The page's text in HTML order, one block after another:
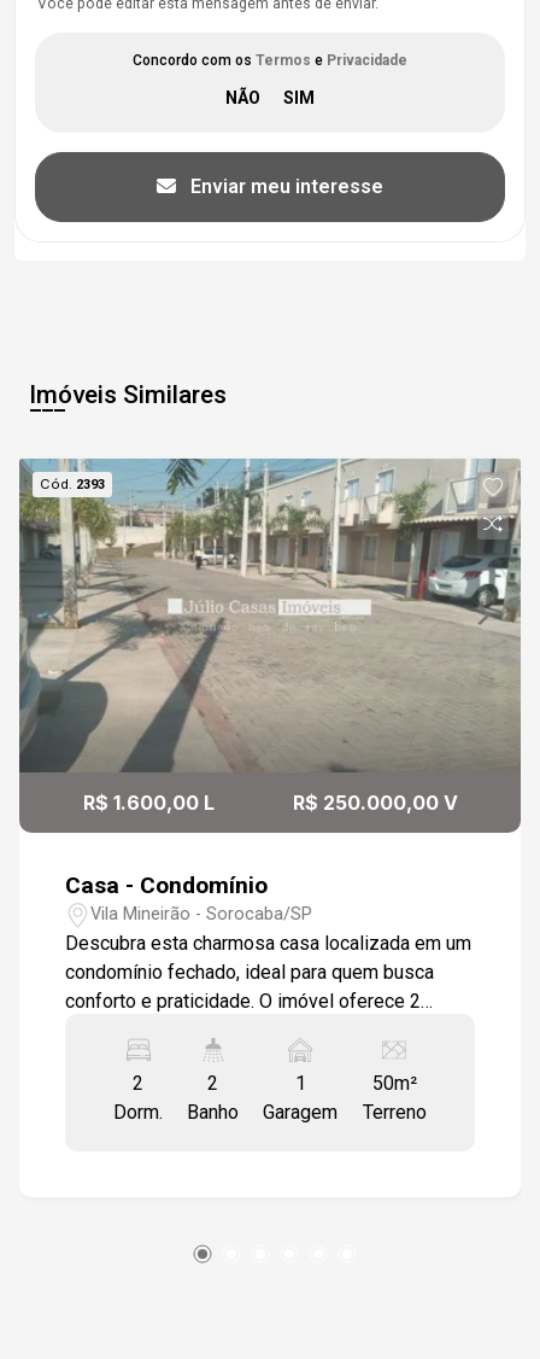
Concordo com os Termos e Privacidade
Enviar meu interesse
Imóveis Similares
Cód. 2393
R$ 1.600,00 L R$ 250.000,00 V
Casa - Condomínio
Vila Mineirão - Sorocaba/SP
Descubra esta charmosa casa localizada em um
condomínio fechado, ideal para quem busca
conforto e praticidade. O imóvel oferece 2
modulados, além de um banheiro completo e um
lavabo para visitantes. A cozinha possui armário
embutido e uma porta balcão que proporciona
também adiciona elegância ao ambiente. Esta
2
Dorm.
2
Banho
1
Garagem
50m²
Terreno